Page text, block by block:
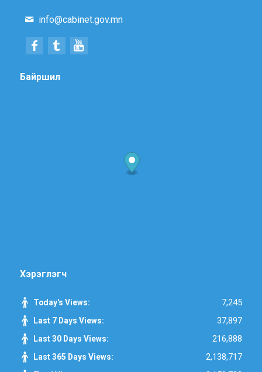
info@cabinet.gov.mn
Байршил
Хэрэглэгч
Today's Views: 7,245
Last 7 Days Views: 37,897
Last 30 Days Views: 216,888
Last 365 Days Views: 2,138,717